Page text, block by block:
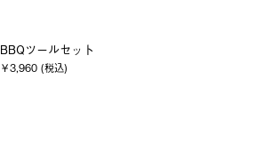
BBQツールセット
￥3,960 (税込)